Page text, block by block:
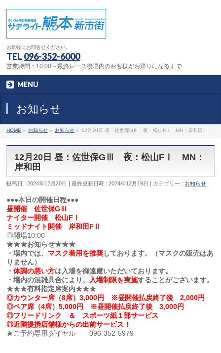
お気軽にお問合せください。
TEL 096-352-6000
営業時間：10:00～最終レース後場内のお客様がお帰りになるまで
MENU
お知らせ
HOME » お知らせ » お知らせ » 12月20日 昼：佐世保GⅢ 夜：松山FⅠ MN：岸和田
12月20日 昼：佐世保GⅢ 夜：松山FⅠ MN：
岸和田
投稿日 : 2024年12月20日 最終更新日時 : 2024年12月19日 カテゴリー : お知らせ
●●●本日の開催日程●●●
昼開催 佐世保GⅢ
ナイター開催 松山FⅠ
ミッドナイト開催 岸和田FⅡ
◎開場10:00
★★★お知らせ★★★
・場内では、 マスク着用を推奨しております。（マスクの販売はあ
りません）
・体調の悪い方は入場を御遠慮いただいております。
・場内の混雑具合により、
入場制限を実施することがございます。
★★★有料指定席案内★★★
◎カウンター席（8席）3,000円 ※昼開催払戻終了後 2,000円
◎ペア席（4席）5,000円 ※昼開催払戻終了後 3,000円
◎フリードリンク ＆ スポーツ紙１部サービス
◎近隣提携店舗様からの出前サービス！
★ご予約専用ダイヤル 096-352-5979